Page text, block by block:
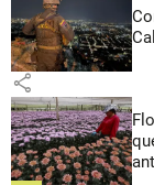
share